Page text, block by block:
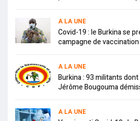
A LA UNE
Covid-19 : le Burkina se
campagne de vaccination
A LA UNE
Burkina : 93 militants
Jérôme Bougouma
A LA UNE